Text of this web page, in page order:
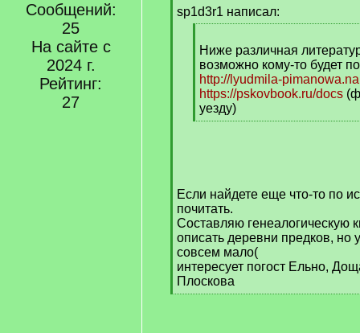
Сообщений:
25
На сайте с
2024 г.
Рейтинг:
27
q
sp1d3r1 написал:
q
]
Ниже различная
возможно кому-то будет
http://lyudmila-
https://pskovbook.ru/docs
уезду)
[
Если найдете еще что-то по
почитать.
Составляю генеалогическую
описать деревни предков,
совсем мало(
интересует погост Ельно,
Плоскова
[